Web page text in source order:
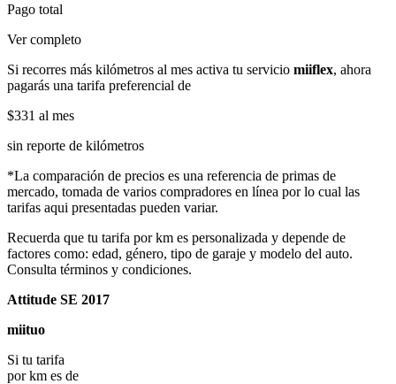
Pago total
Ver completo
Si recorres más kilómetros al mes activa tu servicio miiflex, ahora
pagarás una tarifa preferencial de
$331 al mes
sin reporte de kilómetros
*La comparación de precios es una referencia de primas de
mercado, tomada de varios compradores en línea por lo cual las
tarifas aqui presentadas pueden variar.
Recuerda que tu tarifa por km es personalizada y depende de
factores como: edad, género, tipo de garaje y modelo del auto.
Consulta términos y condiciones.
Attitude SE 2017
miituo
Si tu tarifa
por km es de